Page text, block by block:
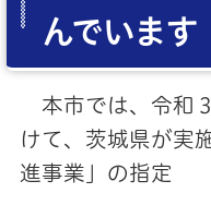
んでいます
本市では、令和
けて、茨城県が実
進事業」の指定